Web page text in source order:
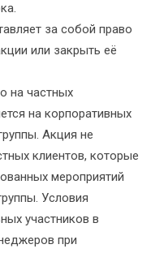
за собой право
или закрыть её
на частных
на корпоративных
Акция не
клиентов, которые
мероприятий
Условия
участников в
при